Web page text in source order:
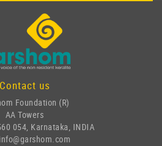
Contact us
Foundation (R)
AA Towers
054, Karnataka, INDIA